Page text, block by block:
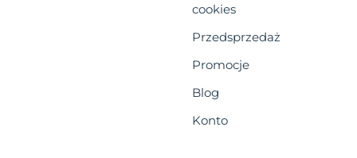
cookies
Przedsprzedaż
Promocje
Blog
Konto